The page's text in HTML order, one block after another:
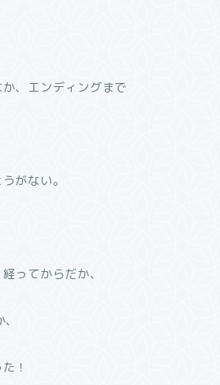
、エンディングまで
がない。
ってからだか、
！